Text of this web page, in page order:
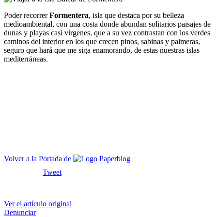
Poder recorrerFormentera, isla que destaca por su belleza
medioambiental, con una costa donde abundan solitarios paisajes de
dunas y playas casi vírgenes, que a su vez contrastan con los verdes
caminos del interior en los que crecen pinos, sabinas y palmeras,
seguro que hará que me siga enamorando, de estas nuestras islas
mediterráneas.
Volver a la Portada de
Tweet
Ver el artículo original
Denunciar